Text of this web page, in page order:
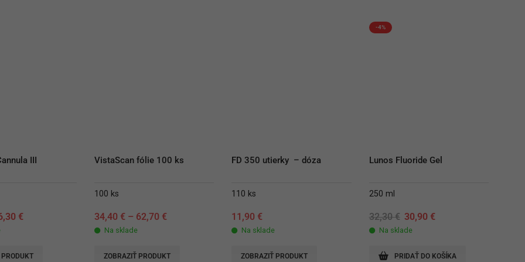
III
€Current
VistaScan fólie 100 ks
100 ks
34,40 € – 62,70 €
Na sklade
ZOBRAZIŤ PRODUKT
FD 350 utierky  – dóza
110 ks
11,90 €
Na sklade
ZOBRAZIŤ PRODUKT
-4%
Lunos Fluoride Gel
250 ml
32,30€ Original
price
was:
30,90 €Current
Na sklade
PRIDAŤ DO KOŠÍKA